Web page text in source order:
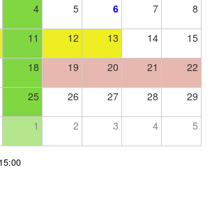
4 5 6 7 8
11 12 13 14 15
18 19 20 21 22
25 26 27 28 29
1 2 3 4 5